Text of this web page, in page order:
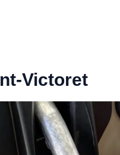
Victoret